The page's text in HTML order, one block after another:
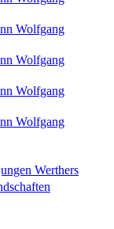
Wolfgang
Wolfgang
Wolfgang
Wolfgang
Werthers